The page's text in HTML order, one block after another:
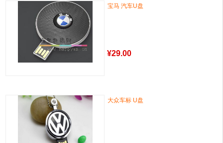
宝马 汽车U盘
¥29.00
大众车标 U盘